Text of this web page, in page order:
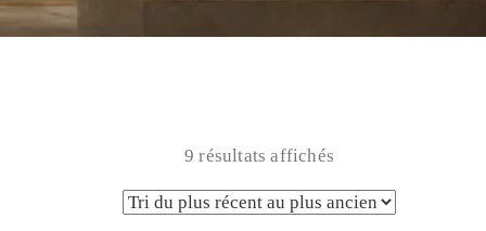
9 résultats affichés